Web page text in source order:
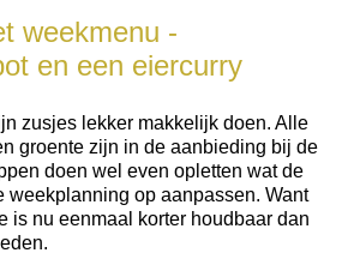
weekmenu -
en een eiercurry
zusjes lekker makkelijk doen. Alle
groente zijn in de aanbieding bij de
doen wel even opletten wat de
weekplanning op aanpassen. Want
is nu eenmaal korter houdbaar dan